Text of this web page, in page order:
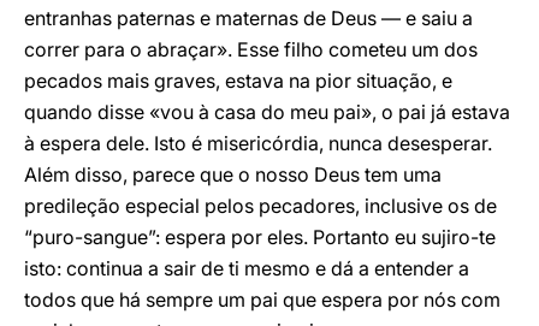
entranhas paternas e maternas de Deus — e saiu a
correr para o abraçar». Esse filho cometeu um dos
pecados mais graves, estava na pior situação, e
quando disse «vou à casa do meu pai», o pai já estava
à espera dele. Isto é misericórdia, nunca desesperar.
Além disso, parece que o nosso Deus tem uma
predileção especial pelos pecadores, inclusive os de
“puro-sangue”: espera por eles. Portanto eu sujiro-te
isto: continua a sair de ti mesmo e dá a entender a
todos que há sempre um pai que espera por nós com